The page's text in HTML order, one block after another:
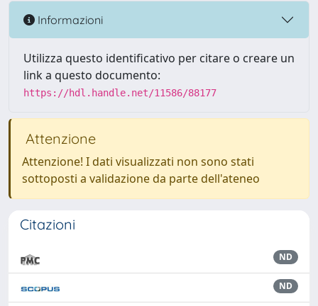
Informazioni
Utilizza questo identificativo per citare o creare un
link a questo documento:
https://hdl.handle.net/11586/88177
Attenzione
Attenzione! I dati visualizzati non sono stati
sottoposti a validazione da parte dell'ateneo
Citazioni
ND
ND